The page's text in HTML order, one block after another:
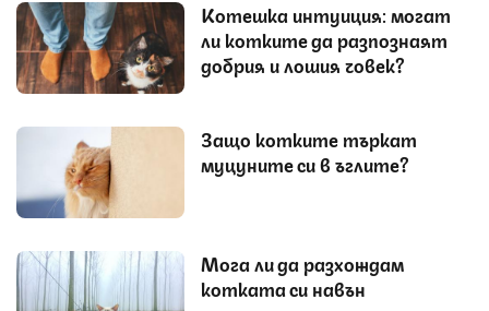
Котешка интуиция: могат
ли котките да разпознаят
добрия и лошия човек?
Защо котките търкат
муцуните си в ъглите?
Мога ли да разхождам
котката си навън